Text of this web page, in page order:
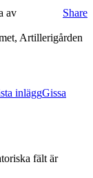
Share
av
Artillerigården
inläggGissa
fält är